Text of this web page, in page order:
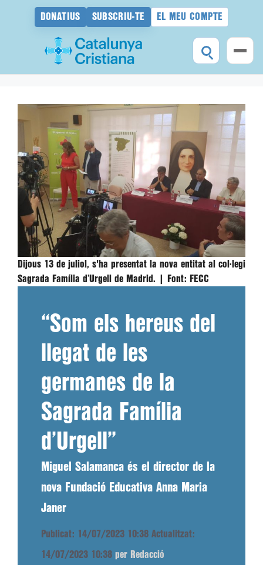
DONATIUS SUBSCRIU-TE EL MEU COMPTE
Dijous 13 de juliol, s'ha presentat la nova entitat al col·legi
Sagrada Família d’Urgell de Madrid. |
Font: FECC
“Som els hereus del
llegat de les
germanes de la
Sagrada Família
d’Urgell”
Miguel Salamanca és el director de la
nova Fundació Educativa Anna Maria
Janer
Publicat: 14/07/2023 10:38 Actualitzat:
14/07/2023 10:38 per Redacció